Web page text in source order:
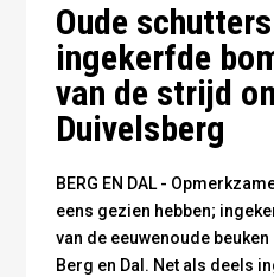
Oude
ingekerfde
van de strijd
Duivelsberg
BERG EN DAL -
eens gezien hebben;
van de eeuwenoude
Berg en Dal. Net als deels